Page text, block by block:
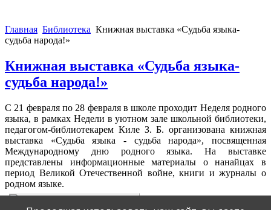
Главная Библиотека Книжная выставка «Судьба языка-
судьба народа!»
Книжная выставка «Судьба языка-
судьба народа!»
С 21 февраля по 28 февраля в школе проходит Неделя родного
языка, в рамках Недели в уютном зале школьной библиотеки,
педагогом-библиотекарем Киле З. Б. организована книжная
выставка «Судьба языка - судьба народа», посвященная
Международному дню родного языка. На выставке
представлены информационные материалы о нанайцах в
период Великой Отечественной войне, книги и журналы о
родном языке.